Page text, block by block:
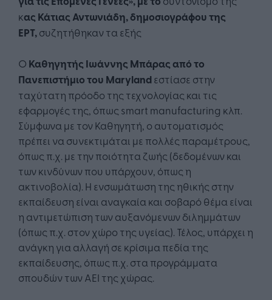
κας Κάτιας Αντωνιάδη, δημοσιογράφου της
ΕΡΤ,συζητήθηκαν τα εξής
Ο Καθηγητής Ιωάννης Μπάρας από το
Πανεπιστήμιο του Marylandεστίασε στην
ταχύτατη πρόοδο της τεχνολογίας και τις
εφαρμογές της, όπως smart manufacturing κλπ.
Σύμφωνα με τον Καθηγητή, ο αυτοματισμός
πρέπει να συνεκτιμάται με πολλές παραμέτρους,
όπως π.χ. με την ποιότητα ζωής (δεδομένων και
των κινδύνων που υπάρχουν, όπως η
ακτινοβολία). Η ενσωμάτωση της ηθικής στην
εκπαίδευση είναι αναγκαία και σοβαρό θέμα είναι
η αντιμετώπιση των αυξανόμενων διλημμάτων
(όπως π.χ. στον χώρο της υγείας). Τέλος, υπάρχει η
ανάγκη για αλλαγή σε κρίσιμα πεδία της
εκπαίδευσης, όπως π.χ. στα προγράμματα
σπουδών των ΑΕΙ της χώρας.